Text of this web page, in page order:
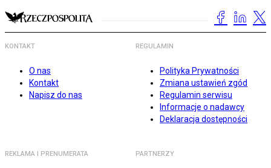
KONTAKT
O nas
Kontakt
Napisz do nas
REGULAMIN
Polityka Prywatności
Zmiana ustawień zgód
Regulamin serwisu
Informacje o nadawcy
Deklaracja dostępności
REKLAMA I PRENUMERATA PARTNERZY